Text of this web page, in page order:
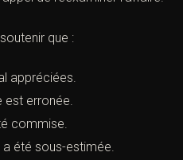
de réexaminer
que :
appréciées.